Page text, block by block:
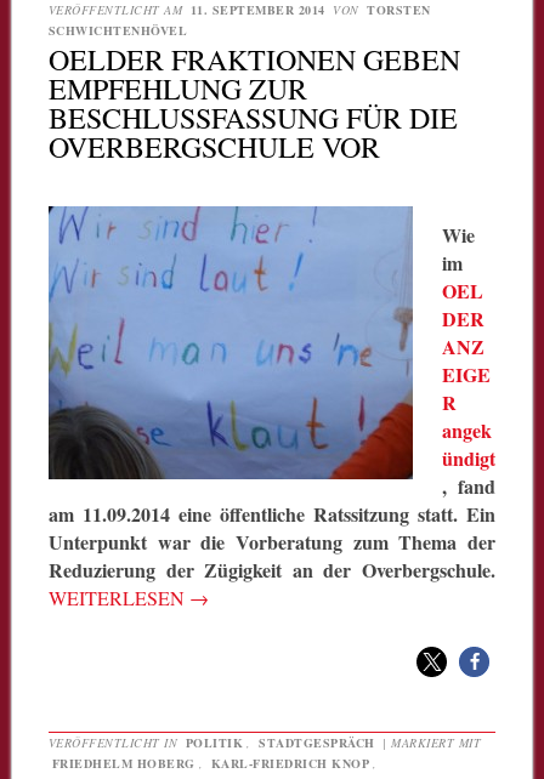
VERÖFFENTLICHT AM 11. SEPTEMBER 2014 VON TORSTEN
SCHWICHTENHÖVEL
OELDER FRAKTIONEN GEBEN
EMPFEHLUNG ZUR
BESCHLUSSFASSUNG FÜR DIE
OVERBERGSCHULE VOR
Wie
im
OEL
DER
ANZ
EIGE
R
angek
ündigt
, fand
am 11.09.2014 eine öffentliche Ratssitzung statt. Ein
Unterpunkt war die Vorberatung zum Thema der
Reduzierung der Zügigkeit an der Overbergschule.
WEITERLESEN →
VERÖFFENTLICHT IN POLITIK STADTGESPRÄCH |MARKIERT MIT
FRIEDHELM HOBERG
KARL-FRIEDRICH KNOP